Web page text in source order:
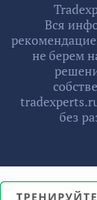
Вся
не берем
без